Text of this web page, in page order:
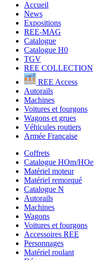
Accueil
News
Expositions
REE-MAG
Catalogue
Catalogue H0
TGV
REE COLLECTION
REE Access
Autorails
Machines
Voitures et fourgons
Wagons et grues
Véhicules routiers
Armée Française
Coffrets
Catalogue HOm/HOe
Matériel moteur
Matériel remorqué
Catalogue N
Autorails
Machines
Wagons
Voitures et fourgons
Accessoires REE
Personnages
Matériel roulant